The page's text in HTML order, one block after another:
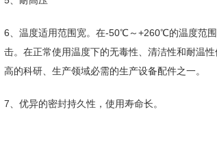
6、温度适用范围宽。在-50℃～+260℃的温度范
击。在正常使用温度下的无毒性、清洁性和耐温
高的科研、生产领域必需的生产设备配件之一。
7、优异的密封持久性，使用寿命长。